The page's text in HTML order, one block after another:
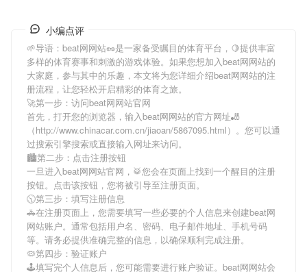
小编点评
🌱导语： beat网网站🥜是一家备受瞩目的体育平台，🍋提供丰富
多样的体育赛事和刺激的游戏体验。如果您想加入beat网网站的
大家庭，参与其中的乐趣，本文将为您详细介绍beat网网站的注
册流程，让您轻松开启精彩的体育之旅。
🚀第一步：访问beat网网站官网
首先，打开您的浏览器，输入beat网网站的官方网址🎳
（http://www.chinacar.com.cn/jiaoan/5867095.html）。您可以通
过搜索引擎搜索或直接输入网址来访问。
🏙第二步：点击注册按钮
一旦进入beat网网站官网，🥁您会在页面上找到一个醒目的注册
按钮。点击该按钮，您将被引导至注册页面。
🕥第三步：填写注册信息
🚓在注册页面上，您需要填写一些必要的个人信息来创建beat网
网站账户。通常包括用户名、密码、电子邮件地址、手机号码
等。请务必提供准确完整的信息，以确保顺利完成注册。
🦠第四步：验证账户
🕹填写完个人信息后，您可能需要进行账户验证。 beat网网站会